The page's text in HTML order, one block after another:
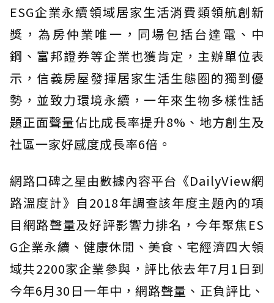
ESG企業永續領域居家生活消費類領航創新
獎，為房仲業唯一，同場包括台達電、中
鋼、富邦證券等企業也獲肯定，主辦單位表
示，信義房屋發揮居家生活生態圈的獨到優
勢，並致力環境永續，一年來生物多樣性話
題正面聲量佔比成長率提升8%、地方創生及
社區一家好感度成長率6倍。
網路口碑之星由數據內容平台《DailyView網
路溫度計》自2018年調查該年度主題內的項
目網路聲量及好評影響力排名，今年聚焦ES
G企業永續、健康休閒、美食、宅經濟四大領
域共2200家企業參與，評比依去年7月1日到
今年6月30日一年中，網路聲量、正負評比、